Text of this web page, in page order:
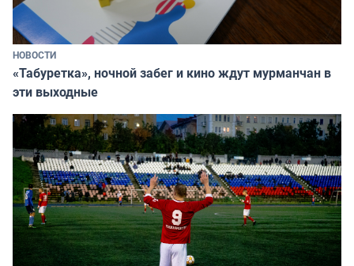
НОВОСТИ
«Табуретка», ночной забег и кино ждут мурманчан в
эти выходные